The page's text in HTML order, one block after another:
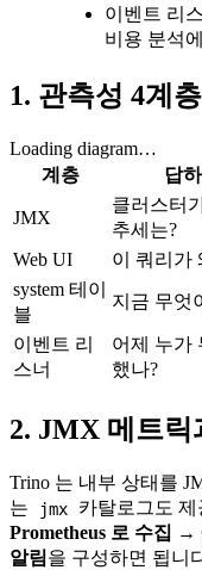
이벤트 리
비용 분석
1. 관측성 4계층
Loading diagram…
계층
답
JMX
클러스터
추세는?
Web UI 이 쿼리가
system 테이
블
지금 무엇
이벤트 리
스너
어제 누가
했나?
2. JMX 메트릭
Trino 는 내부 상태를
는
jmx
카탈로그도
Prometheus 로 수집
알림을 구성하면 됩니